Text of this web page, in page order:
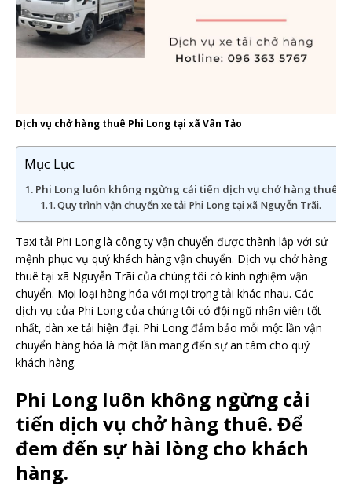
Dịch vụ chở hàng thuê Phi Long tại xã Vân Tảo
Mục Lục
Phi Long luôn không ngừng cải tiến dịch vụ chở hàng thuê.
Quy trình vận chuyển xe tải Phi Long tại xã Nguyễn Trãi.
Taxi tải Phi Long là công ty vận chuyển được thành lập với sứ
mệnh phục vụ quý khách hàng vận chuyển. Dịch vụ chở hàng
thuê tại xã Nguyễn Trãi của chúng tôi có kinh nghiệm vận
chuyển. Mọi loại hàng hóa với mọi trọng tải khác nhau. Các
dịch vụ của Phi Long của chúng tôi có đội ngũ nhân viên tốt
nhất, dàn xe tải hiện đại. Phi Long đảm bảo mỗi một lần vận
chuyển hàng hóa là một lần mang đến sự an tâm cho quý
khách hàng.
Phi Long luôn không ngừng cải
tiến dịch vụ chở hàng thuê. Để
đem đến sự hài lòng cho khách
hàng.